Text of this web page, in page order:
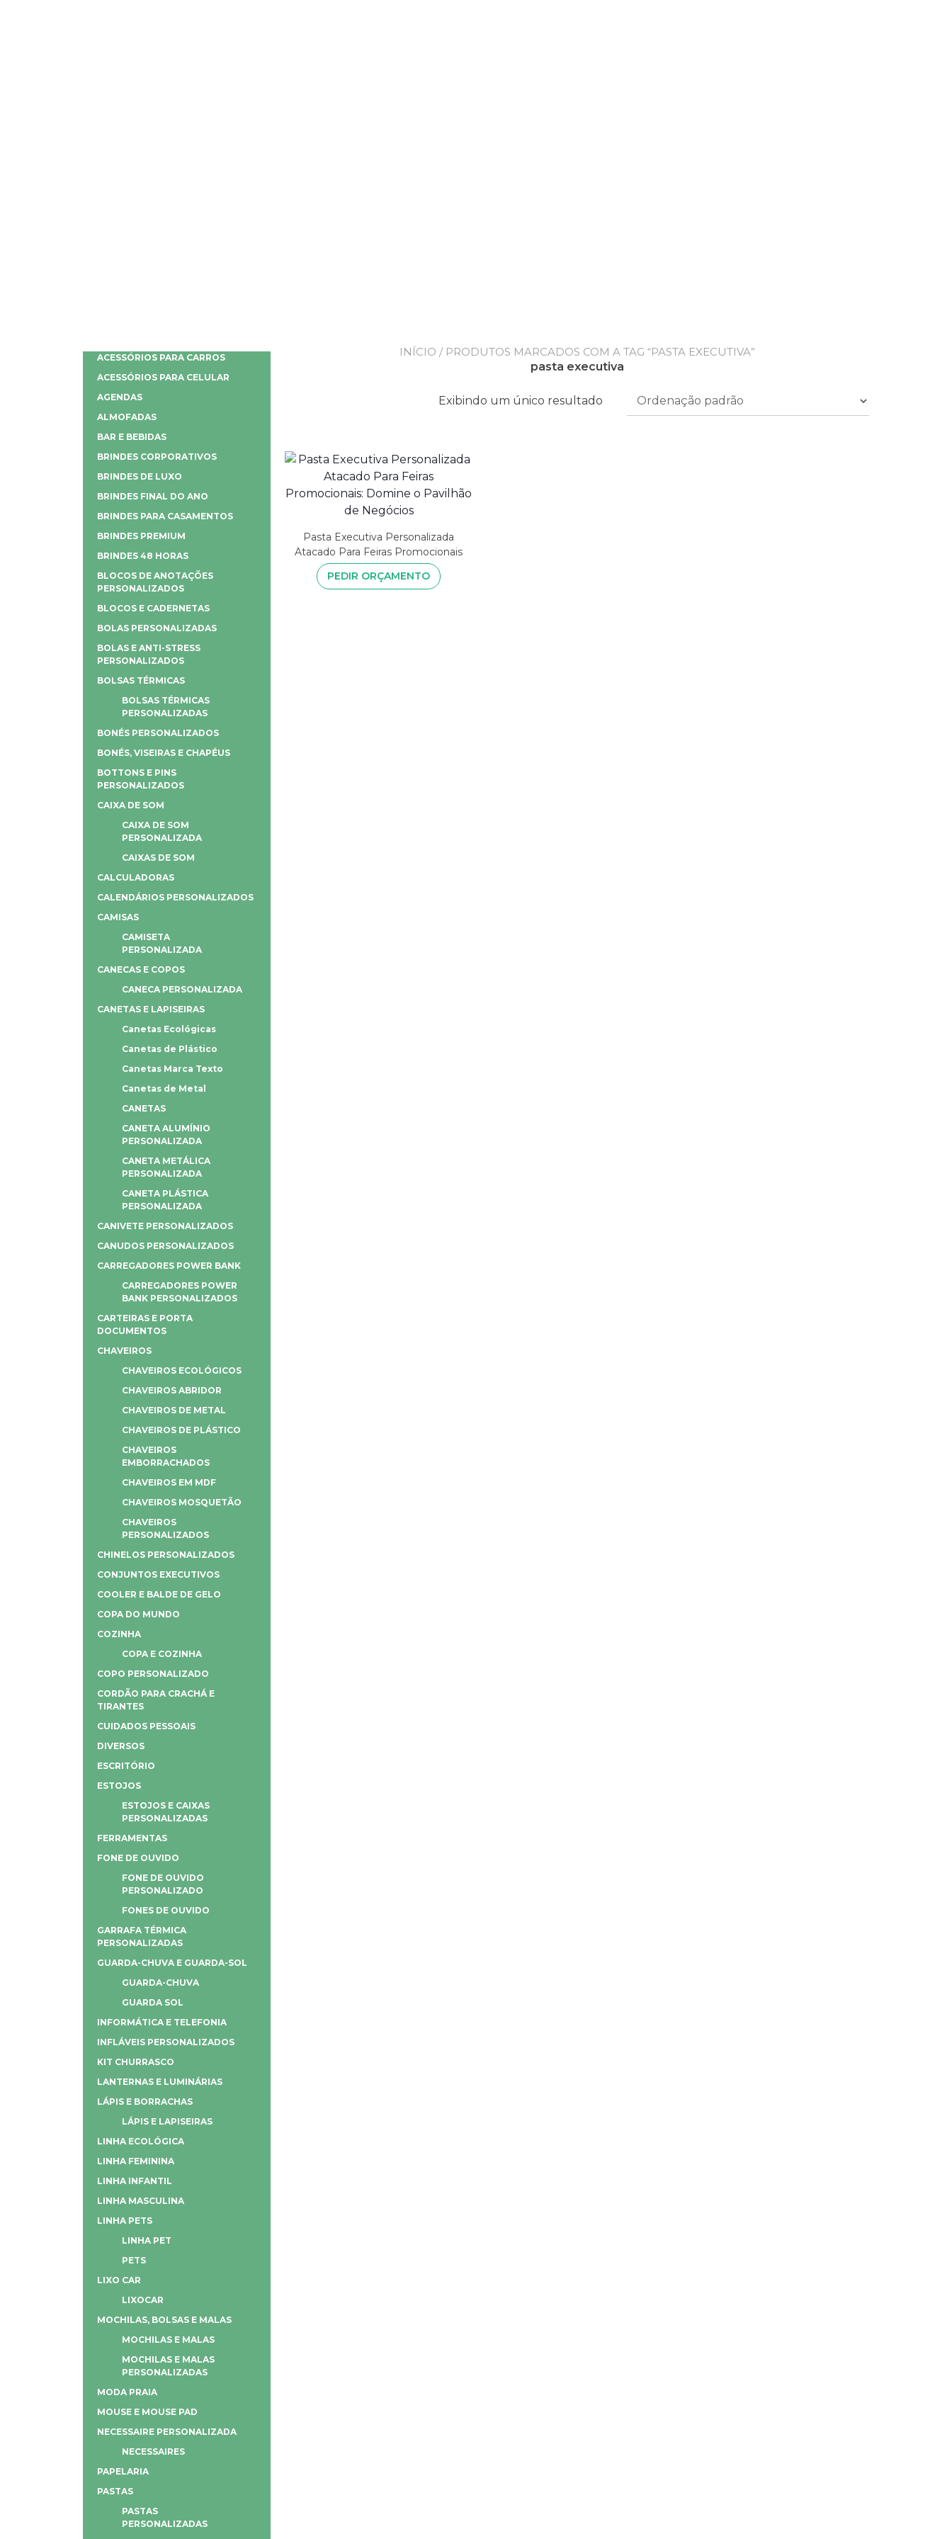
INÍCIO / PRODUTOS MARCADOS COM A TAG “PASTA EXECUTIVA”
pasta executiva
Exibindo um único resultado
Pasta Executiva Personalizada
Atacado Para Feiras Promocionais
PEDIR ORÇAMENTO
ACESSÓRIOS PARA CARROS
ACESSÓRIOS PARA CELULAR
AGENDAS
ALMOFADAS
BAR E BEBIDAS
BRINDES CORPORATIVOS
BRINDES DE LUXO
BRINDES FINAL DO ANO
BRINDES PARA CASAMENTOS
BRINDES PREMIUM
BRINDES 48 HORAS
BLOCOS DE ANOTAÇÕES
PERSONALIZADOS
BLOCOS E CADERNETAS
BOLAS PERSONALIZADAS
BOLAS E ANTI-STRESS
PERSONALIZADOS
BOLSAS TÉRMICAS
BOLSAS TÉRMICAS
PERSONALIZADAS
BONÉS PERSONALIZADOS
BONÉS, VISEIRAS E CHAPÉUS
BOTTONS E PINS
PERSONALIZADOS
CAIXA DE SOM
CAIXA DE SOM
PERSONALIZADA
CAIXAS DE SOM
CALCULADORAS
CALENDÁRIOS PERSONALIZADOS
CAMISAS
CAMISETA
PERSONALIZADA
CANECAS E COPOS
CANECA PERSONALIZADA
CANETAS E LAPISEIRAS
Canetas Ecológicas
Canetas de Plástico
Canetas Marca Texto
Canetas de Metal
CANETAS
CANETA ALUMÍNIO
PERSONALIZADA
CANETA METÁLICA
PERSONALIZADA
CANETA PLÁSTICA
PERSONALIZADA
CANIVETE PERSONALIZADOS
CANUDOS PERSONALIZADOS
CARREGADORES POWER BANK
CARREGADORES POWER
BANK PERSONALIZADOS
CARTEIRAS E PORTA
DOCUMENTOS
CHAVEIROS
CHAVEIROS ECOLÓGICOS
CHAVEIROS ABRIDOR
CHAVEIROS DE METAL
CHAVEIROS DE PLÁSTICO
CHAVEIROS
EMBORRACHADOS
CHAVEIROS EM MDF
CHAVEIROS MOSQUETÃO
CHAVEIROS
PERSONALIZADOS
CHINELOS PERSONALIZADOS
CONJUNTOS EXECUTIVOS
COOLER E BALDE DE GELO
COPA DO MUNDO
COZINHA
COPA E COZINHA
COPO PERSONALIZADO
CORDÃO PARA CRACHÁ E
TIRANTES
CUIDADOS PESSOAIS
DIVERSOS
ESCRITÓRIO
ESTOJOS
ESTOJOS E CAIXAS
PERSONALIZADAS
FERRAMENTAS
FONE DE OUVIDO
FONE DE OUVIDO
PERSONALIZADO
FONES DE OUVIDO
GARRAFA TÉRMICA
PERSONALIZADAS
GUARDA-CHUVA E GUARDA-SOL
GUARDA-CHUVA
GUARDA SOL
INFORMÁTICA E TELEFONIA
INFLÁVEIS PERSONALIZADOS
KIT CHURRASCO
LANTERNAS E LUMINÁRIAS
LÁPIS E BORRACHAS
LÁPIS E LAPISEIRAS
LINHA ECOLÓGICA
LINHA FEMININA
LINHA INFANTIL
LINHA MASCULINA
LINHA PETS
LINHA PET
PETS
LIXO CAR
LIXOCAR
MOCHILAS, BOLSAS E MALAS
MOCHILAS E MALAS
MOCHILAS E MALAS
PERSONALIZADAS
MODA PRAIA
MOUSE E MOUSE PAD
NECESSAIRE PERSONALIZADA
NECESSAIRES
PAPELARIA
PASTAS
PASTAS
PERSONALIZADAS